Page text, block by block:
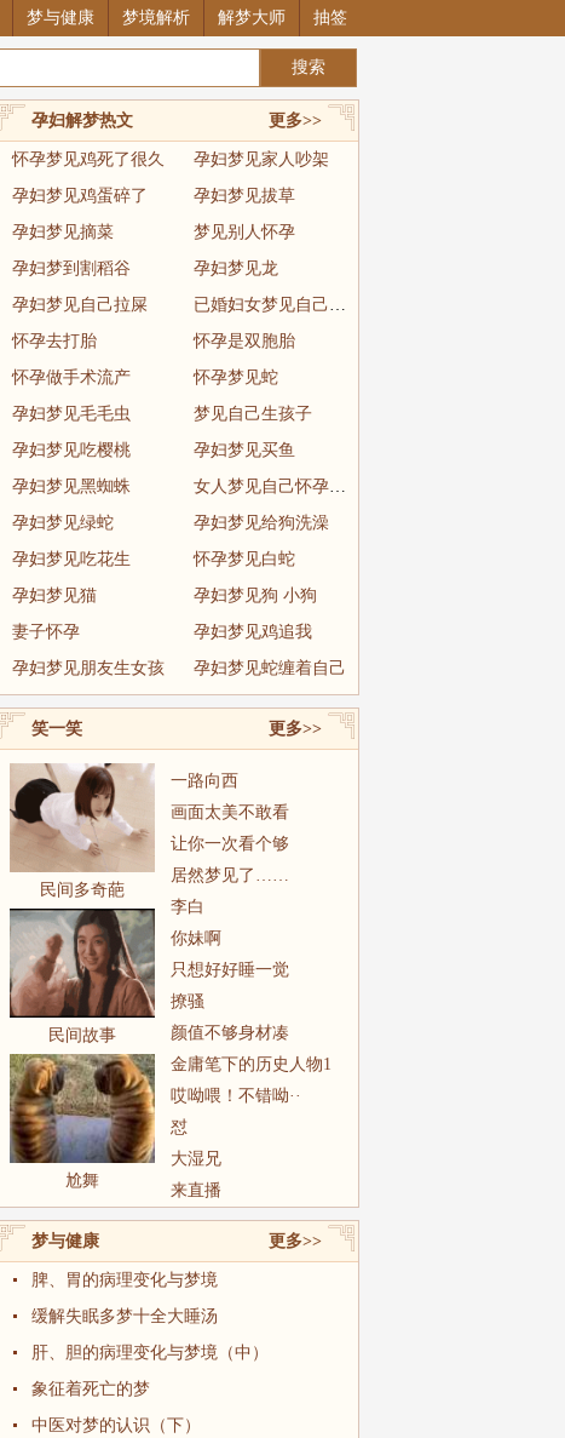
梦与健康 梦境解析 解梦大师 抽签
更多>>
孕妇解梦热文
怀孕梦见鸡死了很久
孕妇梦见家人吵架
孕妇梦见鸡蛋碎了
孕妇梦见拔草
孕妇梦见摘菜
梦见别人怀孕
孕妇梦到割稻谷
孕妇梦见龙
孕妇梦见自己拉屎
已婚妇女梦见自己怀孕快生了
怀孕去打胎
怀孕是双胞胎
怀孕做手术流产
怀孕梦见蛇
孕妇梦见毛毛虫
梦见自己生孩子
孕妇梦见吃樱桃
孕妇梦见买鱼
孕妇梦见黑蜘蛛
女人梦见自己怀孕见红
孕妇梦见绿蛇
孕妇梦见给狗洗澡
孕妇梦见吃花生
怀孕梦见白蛇
孕妇梦见猫
孕妇梦见狗 小狗
妻子怀孕
孕妇梦见鸡追我
孕妇梦见朋友生女孩
孕妇梦见蛇缠着自己
更多>>
笑一笑
民间多奇葩
民间故事
尬舞
一路向西
画面太美不敢看
让你一次看个够
居然梦见了……
李白
你妹啊
只想好好睡一觉
撩骚
颜值不够身材凑
金庸笔下的历史人物1
哎呦喂！不错呦··
怼
大湿兄
来直播
更多>>
梦与健康
脾、胃的病理变化与梦境
缓解失眠多梦十全大睡汤
肝、胆的病理变化与梦境（中）
象征着死亡的梦
中医对梦的认识（下）